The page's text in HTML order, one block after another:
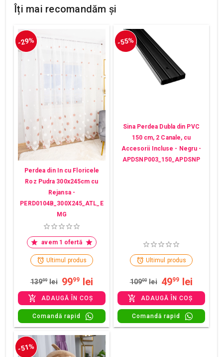
Îți mai recomandăm și
-29%
Perdea din In cu Floricele
Roz Pudra 300x245cm cu
Rejansa -
PERD0104B_300X245_ATL_E
MG
avem 1 ofertă
Ultimul produs
13999 lei 9999 lei
ADAUGĂ ÎN COȘ
Comandă rapid
-55%
Sina Perdea Dubla din PVC
150 cm, 2 Canale, cu
Accesorii Incluse - Negru -
APDSNP003_150_APDSNP
Ultimul produs
10900 lei 4999 lei
ADAUGĂ ÎN COȘ
Comandă rapid
-51%